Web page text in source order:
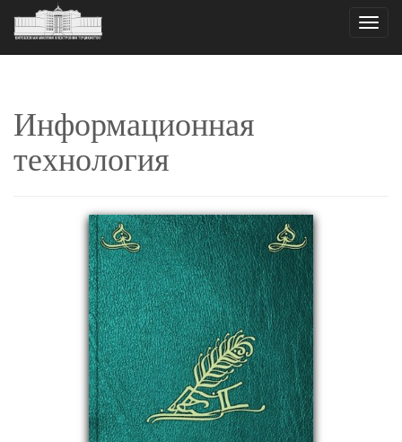
Toggle
Информационная
технология